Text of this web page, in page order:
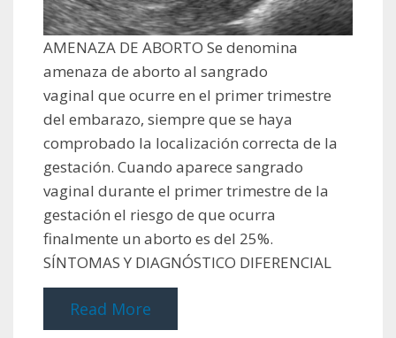
AMENAZA DE ABORTO Se denomina
amenaza de aborto al sangrado
vaginal que ocurre en el primer trimestre
del embarazo, siempre que se haya
comprobado la localización correcta de la
gestación. Cuando aparece sangrado
vaginal durante el primer trimestre de la
gestación el riesgo de que ocurra
finalmente un aborto es del 25%.
SÍNTOMAS Y DIAGNÓSTICO DIFERENCIAL
Read More